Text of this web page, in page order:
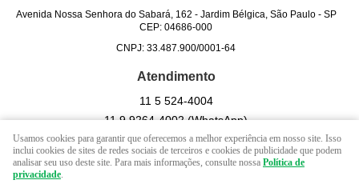
Avenida Nossa Senhora do Sabará, 162 - Jardim Bélgica, São Paulo- SP
CEP: 04686-000
CNPJ: 33.487.900/0001-64
Atendimento
11 5524-4004
11 99264-4002(WhatsApp)
Seg - Sex 09hrs às 17 hrs. / Sab - 09 hrs às 13 hrs. (exceto
feriados).
Usamos cookies para garantir que oferecemos a melhor experiência em nosso site. Isso
inclui cookies de sites de redes sociais de terceiros e cookies de publicidade que podem
analisar seu uso deste site. Para mais informações, consulte nossa Política de
privacidade.